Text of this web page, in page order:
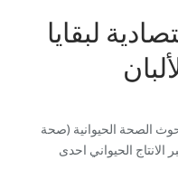
لبقايا
الصحة الحيوانية (صحة
الانتاج الحيواني احدى